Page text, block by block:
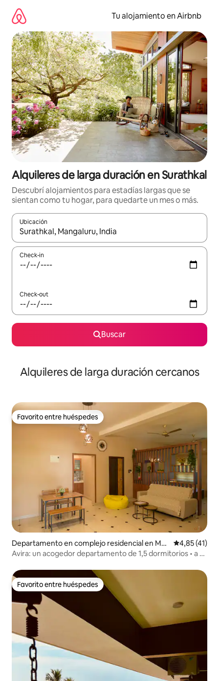
contenido
Tu alojamiento en Airbnb
Alquileres de larga duración en Surathkal
Descubrí alojamientos para estadías largas que se
sientan como tu hogar, para quedarte un mes o más.
Ubicación
Cuando los resultados estén disponibles, navegá con las
Check-in
Check-out
Buscar
Alquileres de larga duración cercanos
Favorito entre huéspedes
Favorito entre huéspedes
Departamento en complejo residencial en Man
galuru
Calificación
4,85 (41)
Avira: un acogedor departamento de 1,5 dormitorios • a 5
Favorito entre huéspedes
Favorito entre huéspedes